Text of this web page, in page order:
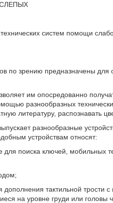
систем помощи
по зрению предназначены для
им опосредованно
разнообразных
литературу, распознавать
разнообразные
устройствам относят:
поиска ключей, мобильных
тактильной трости
на уровне груди или головы